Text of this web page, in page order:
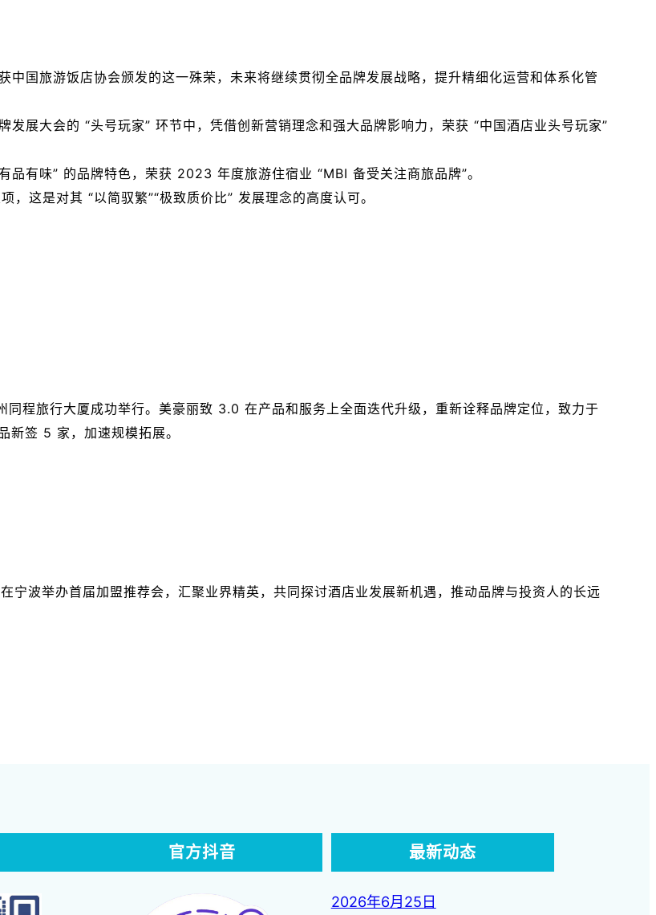
中国旅游饭店协会颁发的这一殊荣，未来将继续贯彻全品牌发展战略，提升精细化运营和体系化管
发展大会的 “头号玩家” 环节中，凭借创新营销理念和强大品牌影响力，荣获 “中国酒店业头号玩家”
品有味” 的品牌特色，荣获 2023 年度旅游住宿业 “MBI 备受关注商旅品牌”。
，这是对其 “以简驭繁”“极致质价比” 发展理念的高度认可。
程旅行大厦成功举行。美豪丽致 3.0 在产品和服务上全面迭代升级，重新诠释品牌定位，致力于
新签 5 家，加速规模拓展。
波举办首届加盟推荐会，汇聚业界精英，共同探讨酒店业发展新机遇，推动品牌与投资人的长远
官方抖音 最新动态
2026年6月25日